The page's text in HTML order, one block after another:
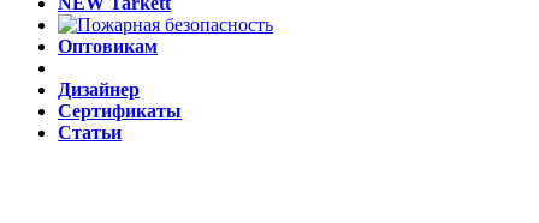
Оптовикам
Дизайнер
Сертификаты
Статьи